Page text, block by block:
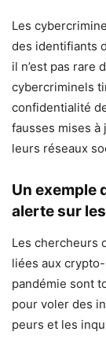
Les
des identifiants
il n’est pas rare
cybercriminels
confidentialité
fausses mises
leurs réseaux
Un exemple
alerte sur
Les chercheurs
liées aux
pandémie sont
pour voler des
peurs et les